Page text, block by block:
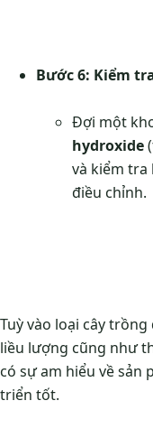
Bước 6: Kiểm
Đợi một
hydroxide
và kiểm tra
điều chỉnh.
Tuỳ vào loại cây
liều lượng cũng như
có sự am hiểu về sản
triển tốt.